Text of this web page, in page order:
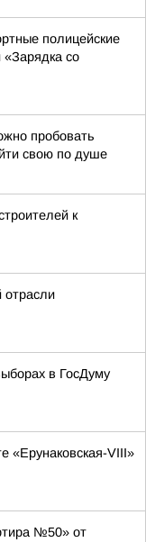
полицейские
«Зарядка со
пробовать
свою по душе
к
отрасли
в ГосДуму
«Ерунаковская-VIII»
№50» от